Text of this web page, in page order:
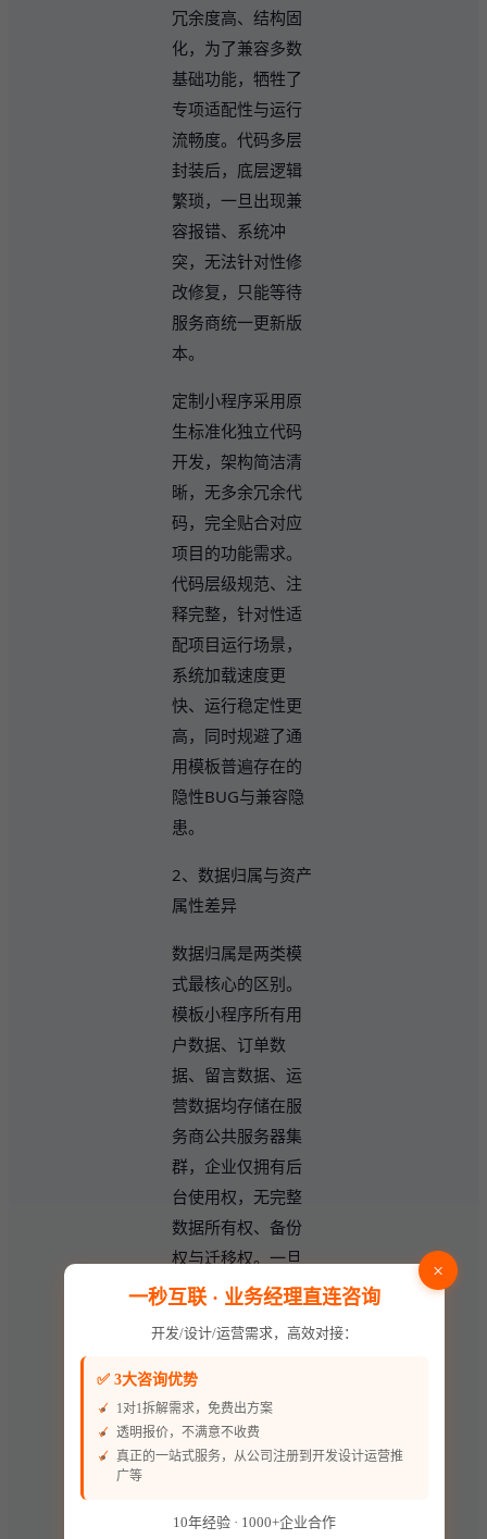
冗余度高、结构固
化，为了兼容多数
基础功能，牺牲了
专项适配性与运行
流畅度。代码多层
封装后，底层逻辑
繁琐，一旦出现兼
容报错、系统冲
突，无法针对性修
改修复，只能等待
服务商统一更新版
本。
定制小程序采用原
生标准化独立代码
开发，架构简洁清
晰，无多余冗余代
码，完全贴合对应
项目的功能需求。
代码层级规范、注
释完整，针对性适
配项目运行场景，
系统加载速度更
快、运行稳定性更
高，同时规避了通
用模板普遍存在的
隐性BUG与兼容隐
患。
2、数据归属与资产
属性差异
数据归属是两类模
式最核心的区别。
模板小程序所有用
户数据、订单数
据、留言数据、运
营数据均存储在服
务商公共服务器集
群，企业仅拥有后
台使用权，无完整
数据所有权、备份
权与迁移权。一旦
停止续费、服务商
营资产会直接清
零，无法找回。
定制小程序为独立
配套独立的后台与
×
一秒互联 · 业务经理直连咨询
开发/设计/运营需求，高效对接：
✅ 3大咨询优势
1对1拆解需求，免费出方案
透明报价，不满意不收费
真正的一站式服务，从公司注册到开发设计运营推
广等
10年经验 · 1000+企业合作